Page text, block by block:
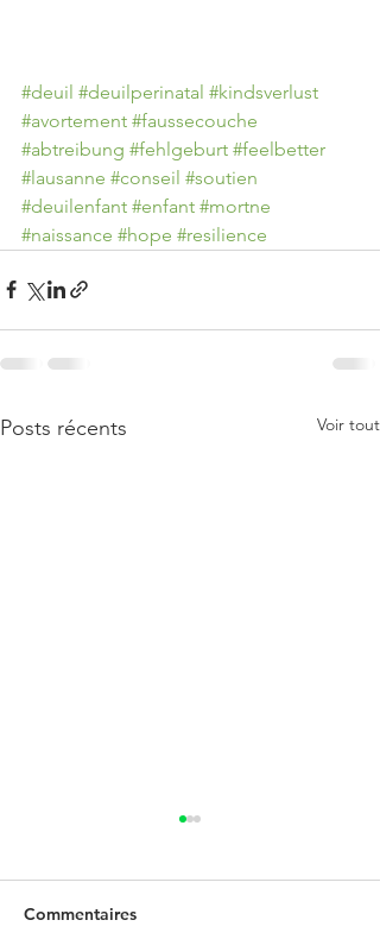
#deuil #deuilperinatal #kindsverlust
#avortement #faussecouche
#abtreibung #fehlgeburt #feelbetter
#lausanne #conseil #soutien
#deuilenfant #enfant #mortne
#naissance #hope #resilience
Posts récents Voir tout
Commentaires